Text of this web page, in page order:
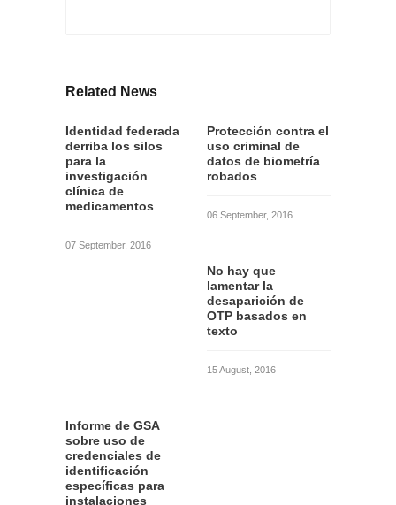
Related News
Identidad federada
derriba los silos
para la
investigación
clínica de
medicamentos
07 September, 2016
Protección contra el
uso criminal de
datos de biometría
robados
06 September, 2016
No hay que
lamentar la
desaparición de
OTP basados en
texto
15 August, 2016
Informe de GSA
sobre uso de
credenciales de
identificación
específicas para
instalaciones